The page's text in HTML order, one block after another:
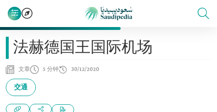
法赫德国王国际机场
文章 5 分钟 30/12/2020
交通